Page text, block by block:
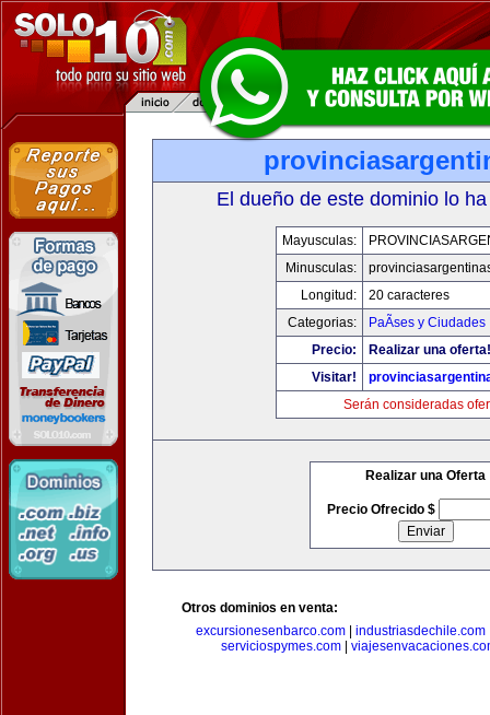
El dueño de este dominio lo
Mayusculas:
Minusculas:
Longitud:
20 caracteres
Categorias:
PaÃ­ses y Ciudades
Precio:
Realizar una oferta!
Visitar!
Serán consideradas
Realizar una Oferta
Precio Ofrecido $
Otros dominios en venta:
excursionesenbarco.com
industriasdechile.com
serviciospymes.com